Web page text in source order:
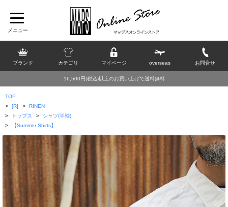
ブランド カテゴリ マイページ overseas お問合せ
16,500円(税込)以上のお買い上げで送料無料
TOP
> [R] > RINEN
> トップス > シャツ(半袖)
> 【Summer Shirts】